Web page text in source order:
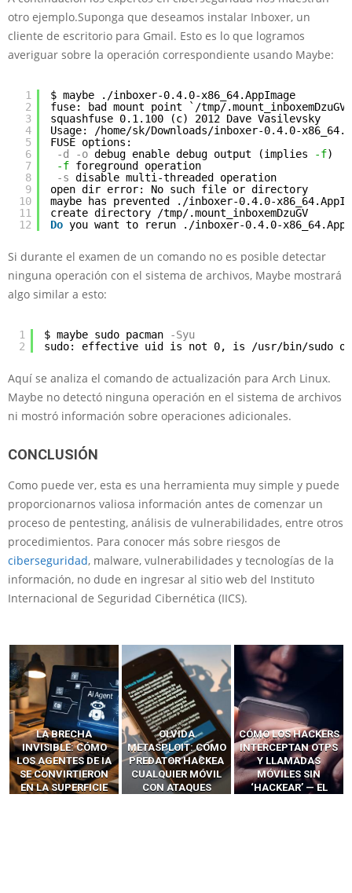
otro ejemplo.Suponga que deseamos instalar Inboxer, un
cliente de escritorio para Gmail. Esto es lo que logramos
averiguar sobre la operación correspondiente usando Maybe:
1
2
3
4
5
6
7
8
9
10
11
12
$ maybe ./inboxer-0.4.0-x86_64.AppImage
fuse: bad mount point `/tmp/
squashfuse 0.1.100 (c) 2012 Dave Vasilevsky
Usage: /home/sk/Downloads/inboxer-0.4.0-
FUSE options:
-d
-o debug enable debug output (implies -f)
-f foreground operation
-s disable multi-threaded operation
open dir error: No such file or directory
maybe has prevented ./inboxer-0.4.0-
create directory /tmp/.mount_inboxemDzuGV
Do you want to rerun ./inboxer-0.4.0-
Si durante el examen de un comando no es posible detectar
ninguna operación con el sistema de archivos, Maybe mostrará
algo similar a esto:
1
2
$ maybe sudo pacman
-Syu
sudo: effective uid is not 0, is /usr/bin/sudo
Aquí se analiza el comando de actualización para Arch Linux.
Maybe no detectó ninguna operación en el sistema de archivos
ni mostró información sobre operaciones adicionales.
CONCLUSIÓN
Como puede ver, esta es una herramienta muy simple y puede
proporcionarnos valiosa información antes de comenzar un
proceso de pentesting, análisis de vulnerabilidades, entre otros
procedimientos. Para conocer más sobre riesgos de
ciberseguridad, malware, vulnerabilidades y tecnologías de la
información, no dude en ingresar al sitio web del Instituto
Internacional de Seguridad Cibernética (IICS).
LA BRECHA
INVISIBLE: CÓMO
LOS AGENTES DE IA
SE CONVIRTIERON
EN LA SUPERFICIE
OLVIDA
METASPLOIT: CÓMO
PREDATOR HACKEA
CUALQUIER MÓVIL
CON ATAQUES
CÓMO LOS HACKERS
INTERCEPTAN OTPS
Y LLAMADAS
MÓVILES SIN
‘HACKEAR’ — EL